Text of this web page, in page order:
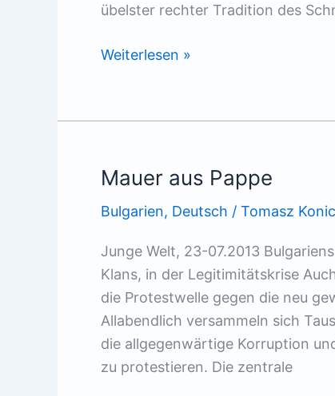
übelster rechter Tradition des
Selektive
Weiterlesen »
Mauer aus Pappe
Bulgarien, Deutsch / Tomasz
Junge Welt, 23-07.2013
Klans, in der Legitimitätskrise
die Protestwelle gegen die neu
Allabendlich versammeln sich
die allgegenwärtige Korruption
zu protestieren. Die zentrale